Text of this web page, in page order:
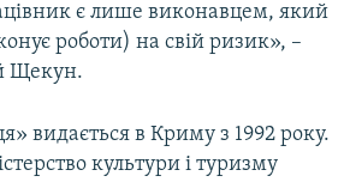
є лише виконавцем, який
роботи) на свій ризик», –
Щекун.
видається в Криму з 1992 року.
культури і туризму